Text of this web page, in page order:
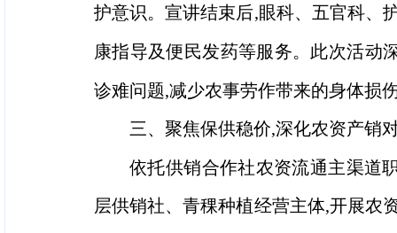
护意识。宣讲结束后,眼科、五官科、
康指导及便民发药等服务。此次活动
诊难问题,减少农事劳作带来的身体损
三、聚焦保供稳价,深化农资产销
依托供销合作社农资流通主渠道
层供销社、青稞种植经营主体,开展农